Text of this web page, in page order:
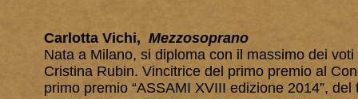
Carlotta Vichi, Mezzosoprano
Nata a Milano, si diploma con il massimo dei
Cristina Rubin. Vincitrice del primo premio al
primo premio “ASSAMI XVIII edizione 2014”,